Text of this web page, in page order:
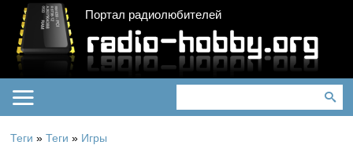
Портал радиолюбителей
Теги »Теги » Игры